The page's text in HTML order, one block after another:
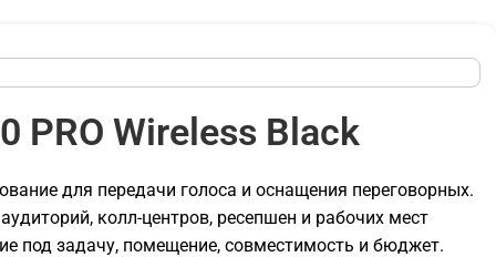
PRO Wireless Black
для передачи голоса и оснащения переговорных.
колл-центров, ресепшен и рабочих мест
под задачу, помещение, совместимость и бюджет.